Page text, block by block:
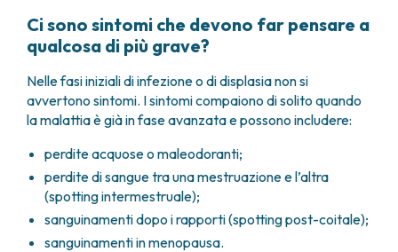
Ci sono sintomi che devono far pensare a
qualcosa di più grave?
Nelle fasi iniziali di infezione o di displasia non si
avvertono sintomi. I sintomi compaiono di solito quando
la malattia è già in fase avanzata e possono includere:
perdite acquose o maleodoranti;
perdite di sangue tra una mestruazione e l’altra
(spotting intermestruale);
sanguinamenti dopo i rapporti (spotting post-coitale);
sanguinamenti in menopausa.